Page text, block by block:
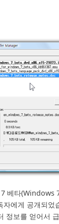
베타(Windows
자에게 공개되었
정보를 얻어서